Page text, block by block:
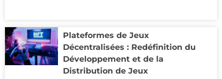
Plateformes de Jeux
Décentralisées : Redéfinition du
Développement et de la
Distribution de Jeux